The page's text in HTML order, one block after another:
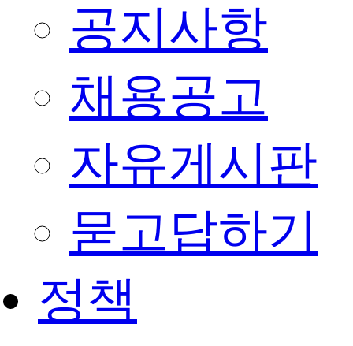
공지사항
채용공고
자유게시판
묻고답하기
정책